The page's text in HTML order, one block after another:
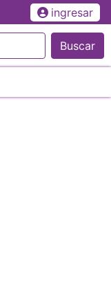
ingresar
Buscar